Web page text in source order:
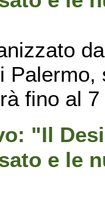
fino al
"Il
e le